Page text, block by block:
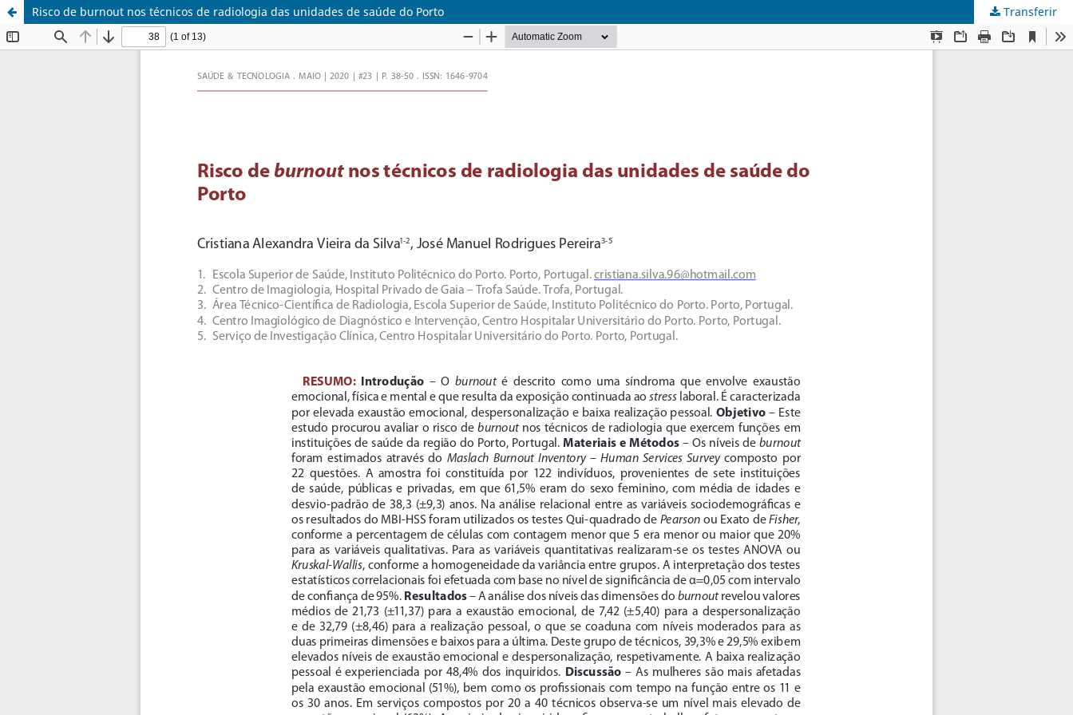
Risco de burnout nos técnicos de radiologia das unidades de saúde do Porto Transferir